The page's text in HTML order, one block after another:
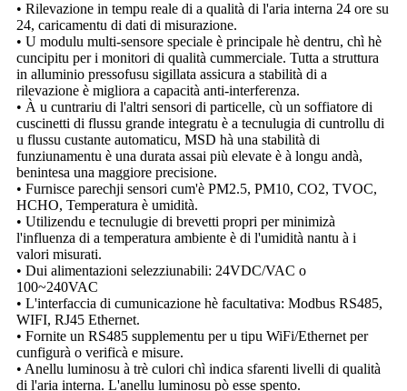
• Rilevazione in tempu reale di a qualità di l'aria interna 24 ore su
24, caricamentu di dati di misurazione.
• U modulu multi-sensore speciale è principale hè dentru, chì hè
cuncipitu per i monitori di qualità cummerciale. Tutta a struttura
in alluminio pressofusu sigillata assicura a stabilità di a
rilevazione è migliora a capacità anti-interferenza.
• À u cuntrariu di l'altri sensori di particelle, cù un soffiatore di
cuscinetti di flussu grande integratu è a tecnulugia di cuntrollu di
u flussu custante automaticu, MSD hà una stabilità di
funziunamentu è una durata assai più elevate è à longu andà,
benintesa una maggiore precisione.
• Furnisce parechji sensori cum'è PM2.5, PM10, CO2, TVOC,
HCHO, Temperatura è umidità.
• Utilizendu e tecnulugie di brevetti propri per minimizà
l'influenza di a temperatura ambiente è di l'umidità nantu à i
valori misurati.
• Dui alimentazioni selezziunabili: 24VDC/VAC o
100~240VAC
• L'interfaccia di cumunicazione hè facultativa: Modbus RS485,
WIFI, RJ45 Ethernet.
• Fornite un RS485 supplementu per u tipu WiFi/Ethernet per
cunfigurà o verificà e misure.
• Anellu luminosu à trè culori chì indica sfarenti livelli di qualità
di l'aria interna. L'anellu luminosu pò esse spento.